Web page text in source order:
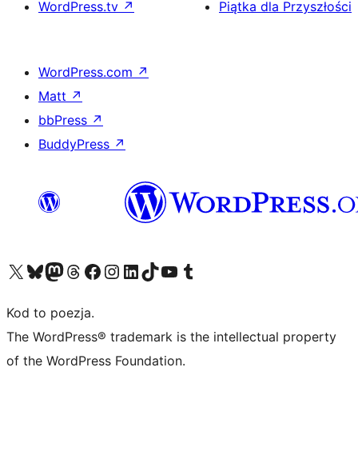
WordPress.tv ↗
Piątka dla Przyszłości
WordPress.com ↗
Matt ↗
bbPress ↗
BuddyPress ↗
Odwiedź nasze konto X (dawniej Twitter)
Odwiedź nasze konto Bluesky
Odwiedź nasze konto na Mastodoncie
Odwiedź naszego Threadsa
Odwiedź naszego Facebooka
Odwiedź nasze konto na Instagramie
Odwiedź nasze konto na LinkedIn
Odwiedź naszego TikToka
Odwiedź nasz kanał YouTube
Odwiedź naszego Tumblra
Kod to poezja.
The WordPress® trademark is the intellectual property
of the WordPress Foundation.